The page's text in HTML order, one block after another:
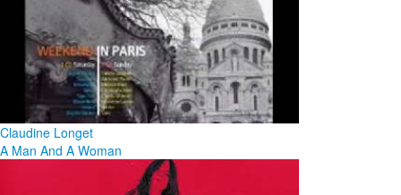
Claudine Longet
A Man And A Woman